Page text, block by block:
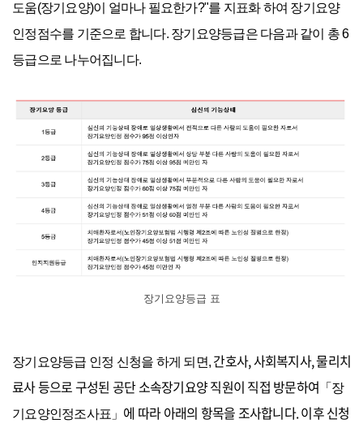
도움(장기요양)이 얼마나 필요한가?"를 지표화 하여 장기요양
인정점수를 기준으로 합니다. 장기요양등급은 다음과 같이 총 6
등급으로 나누어집니다.
장기요양등급 표
장기요양등급 인정 신청을 하게 되면, 간호사, 사회복지사, 물리치
료사 등으로 구성된 공단 소속장기요양 직원이 직접 방문하여 「장
기요양인정조사표」 에 따라 아래의 항목을 조사합니다. 이후신청